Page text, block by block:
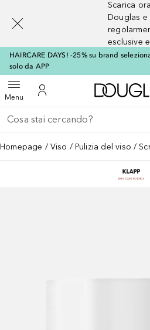
Scarica
Douglas e
esclusive
HAIRCARE DAYS! -25% su brand
solo da APP
MenuApri menuAl Mio Account
Torna indietro
Esegui ricerca
Homepage Viso Pulizia del viso
[navigation.slideout.screenreader]